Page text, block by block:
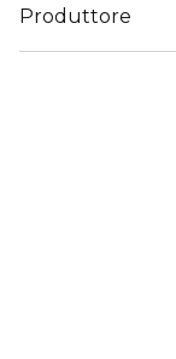
Produttore